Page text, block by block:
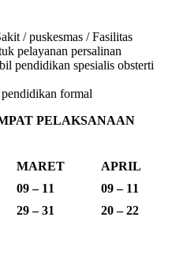
/ puskesmas / Fasilitas
pelayanan persalinan
pendidikan spesialis obsterti
formal
PELAKSANAAN
MARET
APRIL
09 – 11
09 – 11
29 – 31 20 – 22